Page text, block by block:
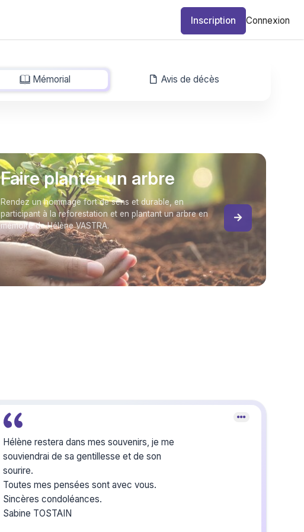
Inscription Connexion
Mémorial Avis de décès
-
Faire planter un arbre
Rendez un hommage fort de sens et durable, en
participant à la reforestation et en plantant un arbre en
mémoire de Hélène VASTRA.
Hélène restera dans mes souvenirs, je me
souviendrai de sa gentillesse et de son
sourire.
Toutes mes pensées sont avec vous.
Sincères condoléances.